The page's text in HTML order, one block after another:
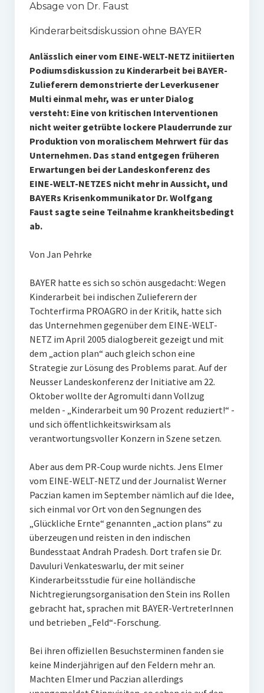
Absage von Dr. Faust
Kinderarbeitsdiskussion ohne BAYER
Anlässlich einer vom EINE-WELT-NETZ initiierten
Podiumsdiskussion zu Kinderarbeit bei BAYER-
Zulieferern demonstrierte der Leverkusener
Multi einmal mehr, was er unter Dialog
versteht: Eine von kritischen Interventionen
nicht weiter getrübte lockere Plauderrunde zur
Produktion von moralischem Mehrwert für das
Unternehmen. Das stand entgegen früheren
Erwartungen bei der Landeskonferenz des
EINE-WELT-NETZES nicht mehr in Aussicht, und
BAYERs Krisenkommunikator Dr. Wolfgang
Faust sagte seine Teilnahme krankheitsbedingt
ab.
Von Jan Pehrke
BAYER hatte es sich so schön ausgedacht: Wegen
Kinderarbeit bei indischen Zulieferern der
Tochterfirma PROAGRO in der Kritik, hatte sich
das Unternehmen gegenüber dem EINE-WELT-
NETZ im April 2005 dialogbereit gezeigt und mit
dem „action plan“ auch gleich schon eine
Strategie zur Lösung des Problems parat. Auf der
Neusser Landeskonferenz der Initiative am 22.
Oktober wollte der Agromulti dann Vollzug
melden - „Kinderarbeit um 90 Prozent reduziert!“ -
und sich öffentlichkeitswirksam als
verantwortungsvoller Konzern in Szene setzen.
Aber aus dem PR-Coup wurde nichts. Jens Elmer
vom EINE-WELT-NETZ und der Journalist Werner
Paczian kamen im September nämlich auf die Idee,
sich einmal vor Ort von den Segnungen des
„Glückliche Ernte“ genannten „action plans“ zu
überzeugen und reisten in den indischen
Bundesstaat Andrah Pradesh. Dort trafen sie Dr.
Davuluri Venkateswarlu, der mit seiner
Kinderarbeitsstudie für eine holländische
Nichtregierungsorganisation den Stein ins Rollen
gebracht hat, sprachen mit BAYER-VertreterInnen
und betrieben „Feld“-Forschung.
Bei ihren offiziellen Besuchsterminen fanden sie
keine Minderjährigen auf den Feldern mehr an.
Machten Elmer und Paczian allerdings